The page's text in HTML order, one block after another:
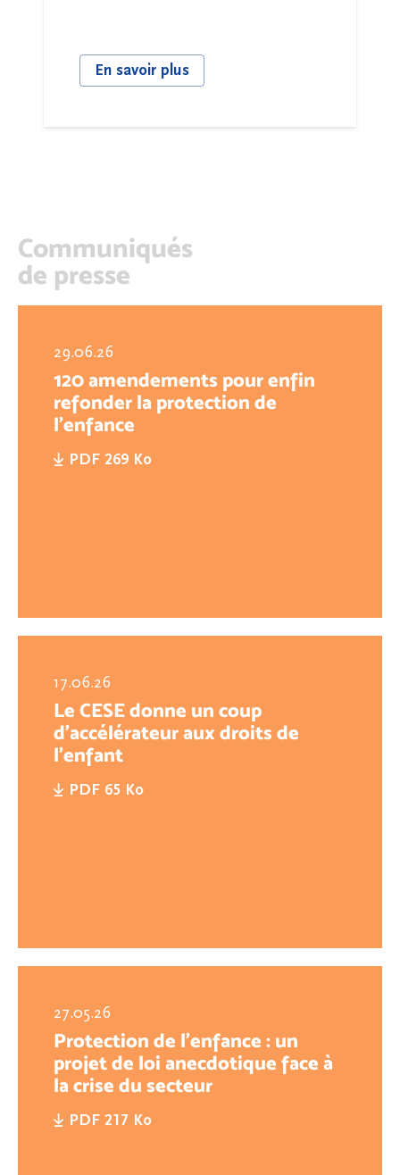
En savoir plus
Communiqués
de presse
29.06.26
120 amendements pour enfin
refonder la protection de
l'enfance
PDF 269 Ko
17.06.26
Le CESE donne un coup
d’accélérateur aux droits de
l’enfant
PDF 65 Ko
27.05.26
Protection de l’enfance : un
projet de loi anecdotique face à
la crise du secteur
PDF 217 Ko